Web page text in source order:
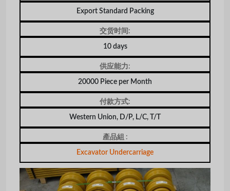
Export Standard Packing
交货时间:
10 days
供应能力:
20000 Piece per Month
付款方式:
Western Union, D/P, L/C, T/T
產品組 :
Excavator Undercarriage